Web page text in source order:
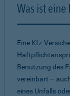
Was ist eine
Eine Kfz-
Benutzung des
vereinbart –
eines Unfalls